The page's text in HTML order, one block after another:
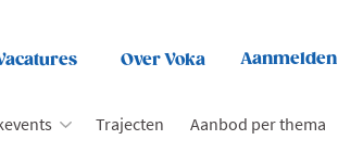
Over Voka Aanmelden
Trajecten Aanbod per thema